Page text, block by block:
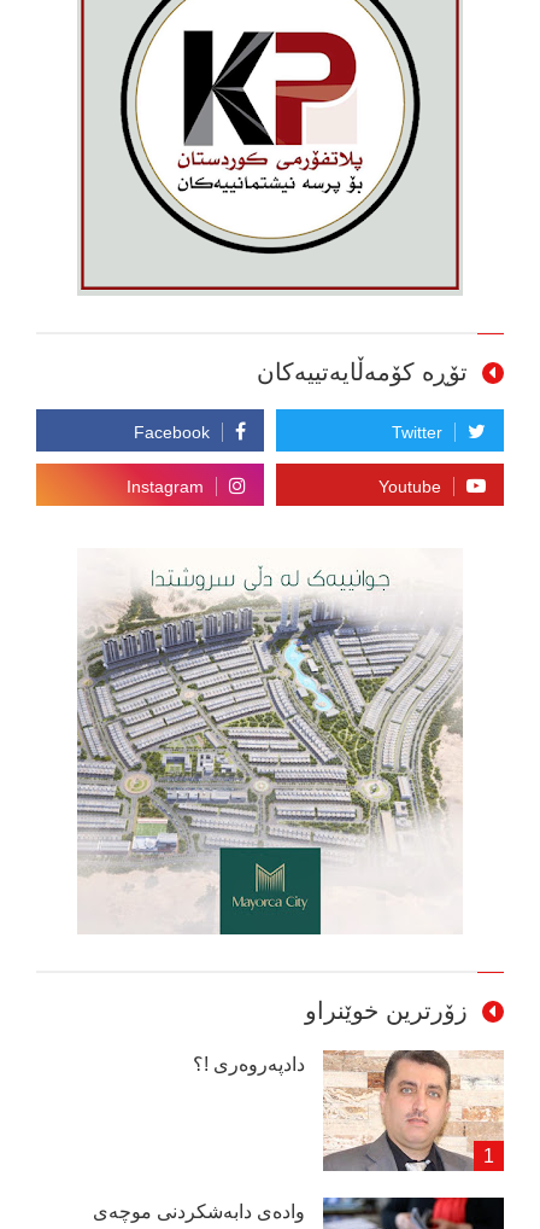
تۆڕە کۆمەڵایەتییەکان
زۆرترین خوێنراو
دادپەروەری !؟
وادەی دابەشكردنی موچەی